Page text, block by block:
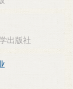
出版社